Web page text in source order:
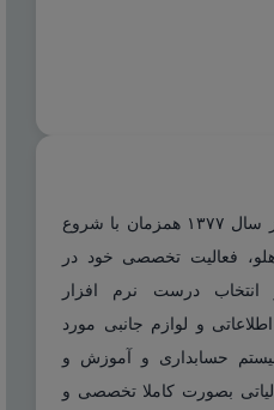
شرکت مشاوره هاله افزار از سال ۱۳۷۷ همزمان با شروع
هلو، فعالیت تخصصی خود در
درست نرم افزار
و لوازم جانبی مورد
سیستم حسابداری و آموزش و
بصورت کاملا تخصصی و